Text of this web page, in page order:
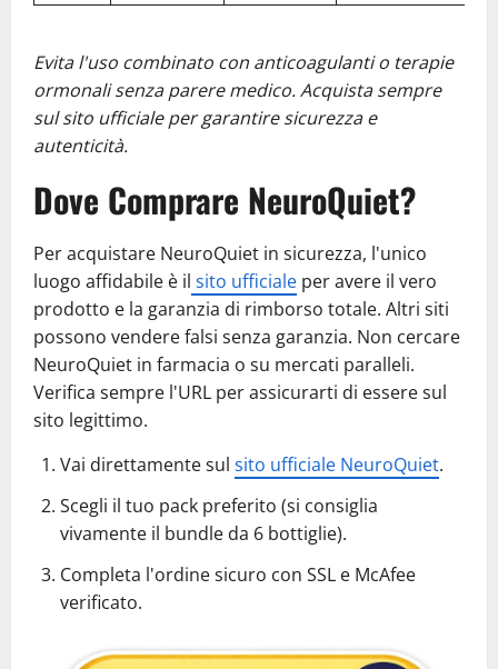
Evita l'uso combinato con anticoagulanti o terapie
ormonali senza parere medico. Acquista sempre
sul sito ufficiale per garantire sicurezza e
autenticità.
Dove Comprare NeuroQuiet?
Per acquistare NeuroQuiet in sicurezza, l'unico
luogo affidabile è il sito ufficiale per avere il vero
prodotto e la garanzia di rimborso totale. Altri siti
possono vendere falsi senza garanzia. Non cercare
NeuroQuiet in farmacia o su mercati paralleli.
Verifica sempre l'URL per assicurarti di essere sul
sito legittimo.
Vai direttamente sul sito ufficiale NeuroQuiet.
Scegli il tuo pack preferito (si consiglia
vivamente il bundle da 6 bottiglie).
Completa l'ordine sicuro con SSL e McAfee
verificato.